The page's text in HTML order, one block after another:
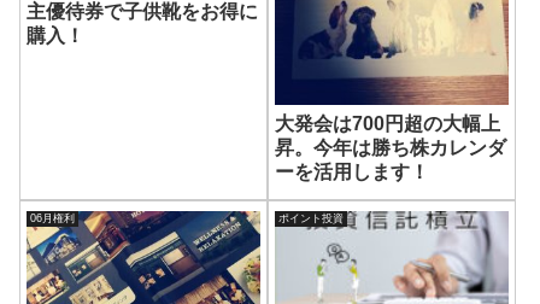
主優待券で子供靴をお得に
購入！
大発会は700円超の大幅上
昇。今年は勝ち株カレンダ
ーを活用します！
06月権利 ポイント投資